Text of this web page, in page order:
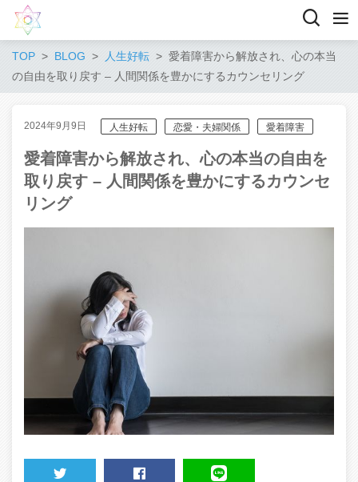
TOP BLOG 人生好転
愛着障害から解放され、心の本当
の自由を取り戻す – 人間関係を豊かにするカウンセリング
2024年9月9日 人生好転 恋愛・夫婦関係 愛着障害
愛着障害から解放され、心の本当の自由を
取り戻す – 人間関係を豊かにするカウンセ
リング